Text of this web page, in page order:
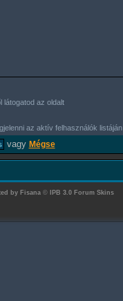
látogatod az oldalt
az aktív felhasználók listáján
vagy Mégse
by Fisana © IPB 3.0 Forum Skins